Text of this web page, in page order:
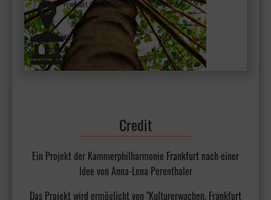
Frankfurt - Sachsenhausen
Alte Brücke
Credit
Ein Projekt der Kammerphilharmonie Frankfurt nach einer
Idee von Anna-Lena Perenthaler
Das Projekt wird ermöglicht von "Kulturerwachen. Frankfurt